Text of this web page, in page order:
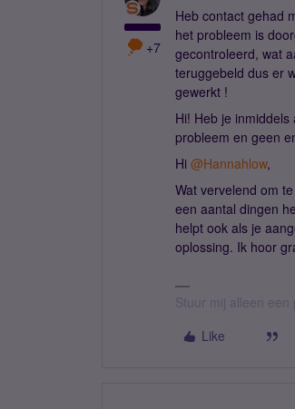
+7
Heb contact gehad
het probleem is
gecontroleerd, wat
teruggebeld dus er
gewerkt !
Hi! Heb je
probleem en geen
Hi ​ @Hannahlow,
Wat vervelend om
een aantal dingen
helpt ook als je
oplossing. Ik hoor
Stuur mij alleen een
Like